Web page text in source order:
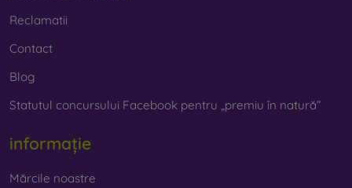
Reclamatii
Contact
Blog
Statutul concursului Facebook pentru „premiu în natură”
informație
Mărcile noastre